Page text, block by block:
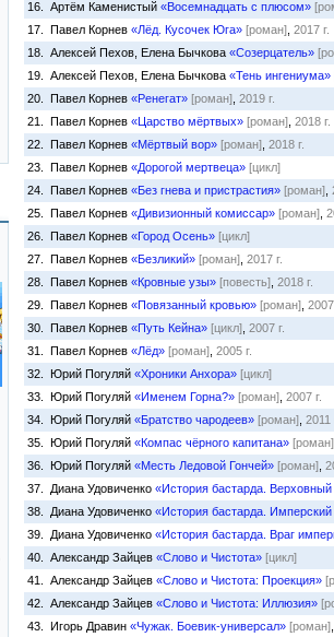
16. Артём Каменистый «Восемнадцать с плюсом»
17. Павел Корнев «Лёд. Кусочек Юга» [роман] 2017 г.
18. Алексей Пехов, Елена Бычкова «Созерцатель»
19. Алексей Пехов, Елена Бычкова «Тень ингениума»
20. Павел Корнев «Ренегат» [роман] 2019 г.
21. Павел Корнев «Царство мёртвых» [роман] 2018 г.
22. Павел Корнев «Мёртвый вор» [роман] 2018 г.
23. Павел Корнев «Дорогой мертвеца» [цикл]
24. Павел Корнев «Без гнева и пристрастия» [роман]
25. Павел Корнев «Дивизионный комиссар» [роман]
26. Павел Корнев «Город Осень» [цикл]
27. Павел Корнев «Безликий» [роман] 2017 г.
28. Павел Корнев «Кровные узы» [повесть] 2018 г.
29. Павел Корнев «Повязанный кровью» [роман] 2007
30. Павел Корнев «Путь Кейна» [цикл] 2007 г.
31. Павел Корнев «Лёд» [роман] 2005 г.
32. Юрий Погуляй «Хроники Анхора» [цикл]
33. Юрий Погуляй «Именем Горна?» [роман] 2007 г.
34. Юрий Погуляй «Братство чародеев» [роман] 2011
35. Юрий Погуляй «Компас чёрного капитана» [роман]
36. Юрий Погуляй «Месть Ледовой Гончей» [роман]
37. Диана Удовиченко «История бастарда.
38. Диана Удовиченко «История бастарда. Имперский
39. Диана Удовиченко «История бастарда. Враг
40. Александр Зайцев «Слово и Чистота» [цикл]
41. Александр Зайцев «Слово и Чистота: Проекция»
42. Александр Зайцев «Слово и Чистота: Иллюзия»
43. Игорь Дравин «Чужак. Боевик-универсал» [роман]